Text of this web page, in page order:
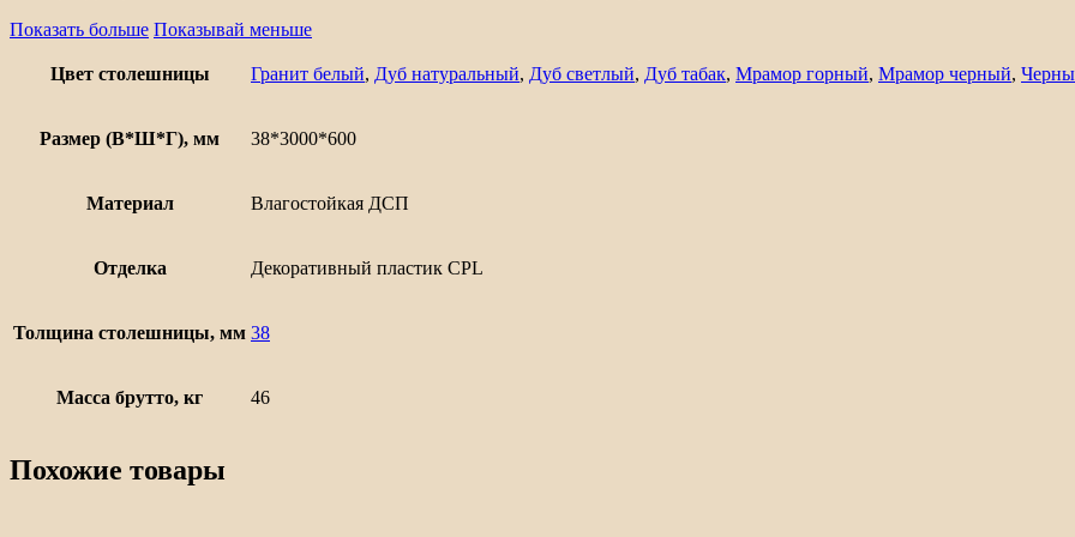
Показать больше Показывай меньше
Цвет столешницы Гранит белый, Дуб натуральный, Дуб светлый, Дуб табак, Мрамор горный, Мрамор черный,
Размер (В*Ш*Г), мм 38*3000*600
Материал Влагостойкая ДСП
Отделка Декоративный пластик CPL
Толщина столешницы, мм 38
Масса брутто, кг 46
Похожие товары